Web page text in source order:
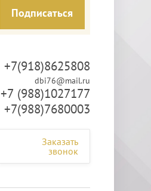
Подписаться
+7(918)8625808
dbi76@mail.ru
+7 (988)1027177
+7(988)7680003
Заказать
звонок